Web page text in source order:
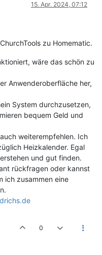
15. Apr. 2024, 07:12
zu Homematic.
wäre das schön zu
Anwenderoberfläche her,
System durchzusetzen,
bequem Geld und
weiterempfehlen. Ich
Heizkalender. Egal
und gut finden.
rückfragen oder kannst
ich zusammen eine
0